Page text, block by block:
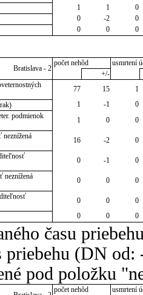
1 1
0
0 -2
0
0 0 0
Bratislava - 2
počet nehôd
usmrtení
+/-
77 15
1
1 -1
0
podmienok
1 0
0
16 -2
0
0 -1
0
neznížená
0 0
0
0 0
0
0 0 0
času
priebehu (DN
pod položku
počet nehôd
usmrtení